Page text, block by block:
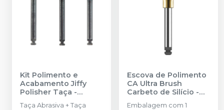
Kit Polimento e
Acabamento Jiffy
Polisher Taça -
ULTRADENT
Taça Abrasiva + Taça
Escova de Polimento
CA Ultra Brush
Carbeto de Silício -
AMERICAN BURRS
Embalagem com 1